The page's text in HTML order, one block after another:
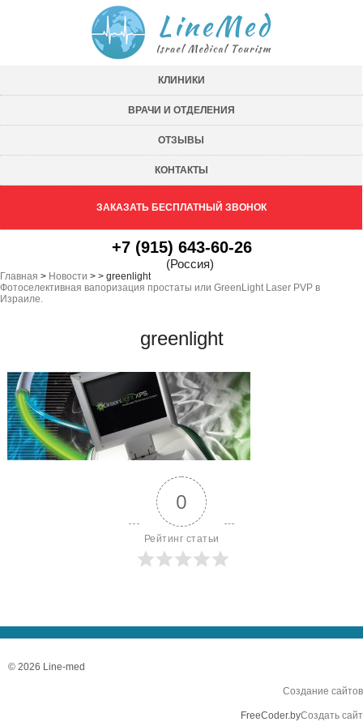
КЛИНИКИ
ВРАЧИ И ОТДЕЛЕНИЯ
ОТЗЫВЫ
КОНТАКТЫ
ЗАКАЗАТЬ БЕСПЛАТНЫЙ ЗВОНОК
+7 (915) 643-60-26
(Россия)
Главная > Новости >
Фотоселективная вапоризация простаты или GreenLight Laser PVP в
Израиле.
> greenlight
greenlight
0
Рейтинг статьи
© 2026 Line-med
Создание сайтов
FreeCoder.byСоздать сайт